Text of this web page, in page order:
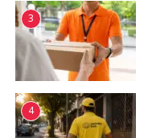
3
4